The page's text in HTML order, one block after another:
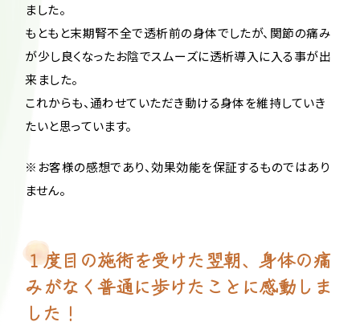
ました。
もともと末期腎不全で透析前の身体でしたが、関節の痛み
が少し良くなったお陰でスムーズに透析導入に入る事が出
来ました。
これからも、通わせていただき動ける身体を維持していき
たいと思っています。
※お客様の感想であり、効果効能を保証するものではあり
ません。
１度目の施術を受けた翌朝、身体の痛
みがなく普通に歩けたことに感動しま
した！